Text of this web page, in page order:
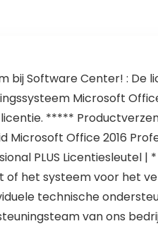
bij Software Center! : De
Microsoft
*****
Microsoft Office 2016
PLUS Licentiesleutel
of het systeem voor het
technische
van ons